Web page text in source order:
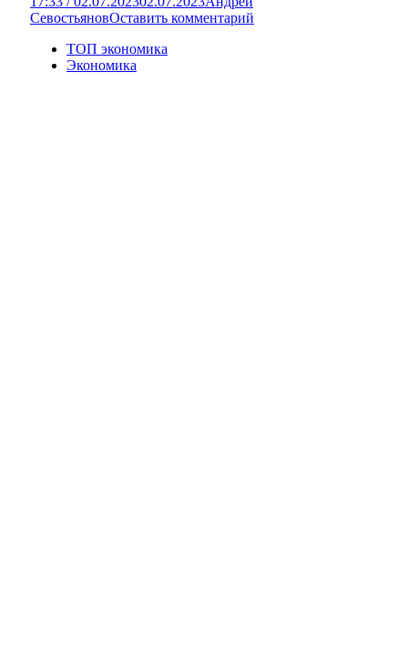
СевостьяновОставить комментарий
ТОП экономика
Экономика